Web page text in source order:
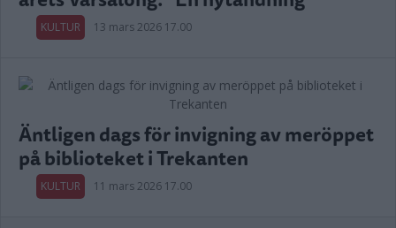
KULTUR 13 mars 2026 17.00
Äntligen dags för invigning av meröppet
på biblioteket i Trekanten
KULTUR 11 mars 2026 17.00